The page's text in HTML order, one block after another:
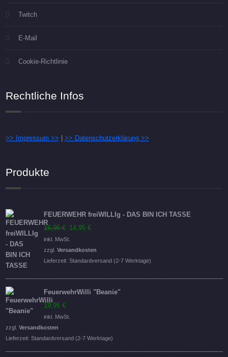
Twitch
E-Mail
Cookie-Richtlinie
Rechtliche Infos
>> Impressum >> >> Datenschutzerklärung >>
Produkte
FEUERWEHR freiWILLIg - DAS BIN ICH TASSE
16,95€ Ursprünglicher
Preis
war:
16,95 €
14,95 €
ist:
14,95 €.
inkl. MwSt.
zzgl. Versandkosten
Lieferzeit: Standardversand (2-7 Werktage)
FeuerwehrWilli "Beanie"
19,95 €
inkl. MwSt.
zzgl. Versandkosten
Lieferzeit: Standardversand (2-7 Werktage)